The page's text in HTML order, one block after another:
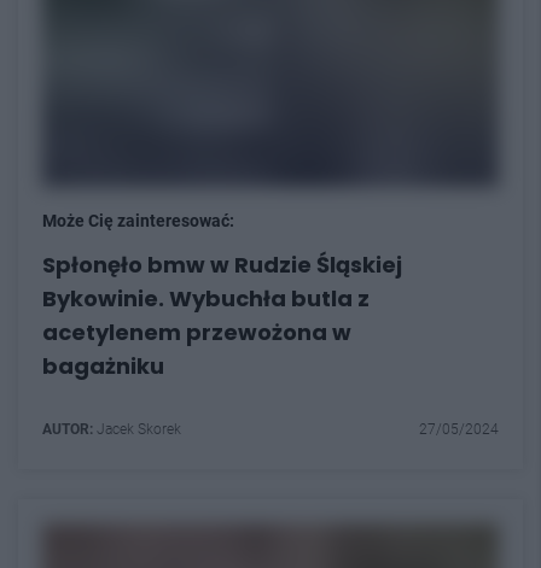
Może Cię zainteresować:
Spłonęło bmw w Rudzie Śląskiej
Bykowinie. Wybuchła butla z
acetylenem przewożona w
bagażniku
AUTOR: Jacek Skorek 27/05/2024